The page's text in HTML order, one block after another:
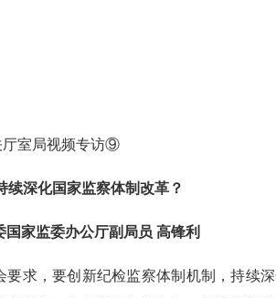
厅室局视频专访⑨
续深化国家监察体制改革？
国家监委办公厅副局员 高锋利
求，要创新纪检监察体制机制，持续